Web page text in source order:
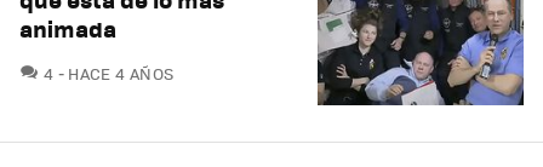
animada
4 COMENTARIOS
HACE 4 AÑOS